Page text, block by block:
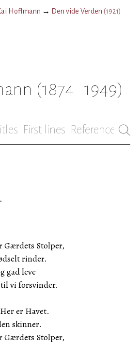
Hoffmann → Den vide Verden (1921)
(1874–1949)
First lines References
Gærdets Stolper,
rinder.
gad leve
vi forsvinder.
er Havet.
skinner.
Gærdets Stolper,